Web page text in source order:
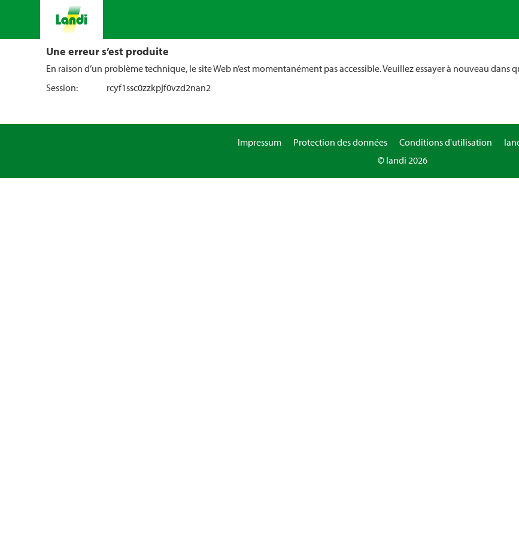
Une erreur s’est produite
En raison d’un problème technique, le site Web n’est momentanément pas accessible. Veuillez essayer à nouveau dans
Session:
rcyf1ssc0zzkpjf0vzd2nan2
Impressum Protection des données Conditions d'utilisation
© landi 2026